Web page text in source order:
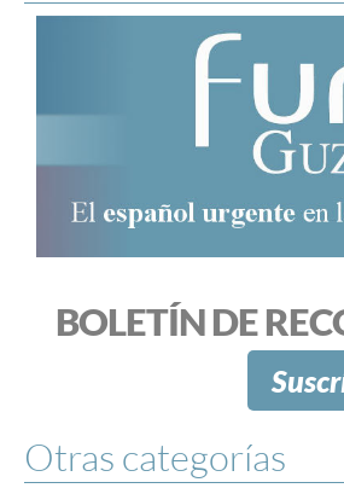
BOLETÍN DE
Otras categorías